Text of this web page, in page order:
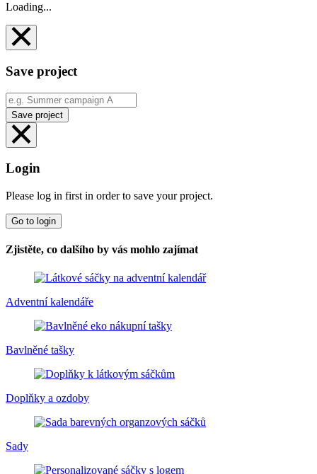
Loading...
Save project
Save project
Login
Please log in first in order to save your project.
Go to login
Zjistěte, co dalšího by vás mohlo zajímat
Adventní kalendáře
Bavlněné tašky
Doplňky a ozdoby
Sady